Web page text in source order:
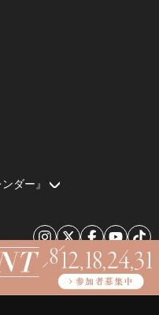
ダー』
by Tokyo Calendar, Inc.